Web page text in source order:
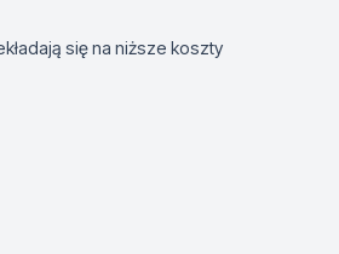
się na niższe koszty